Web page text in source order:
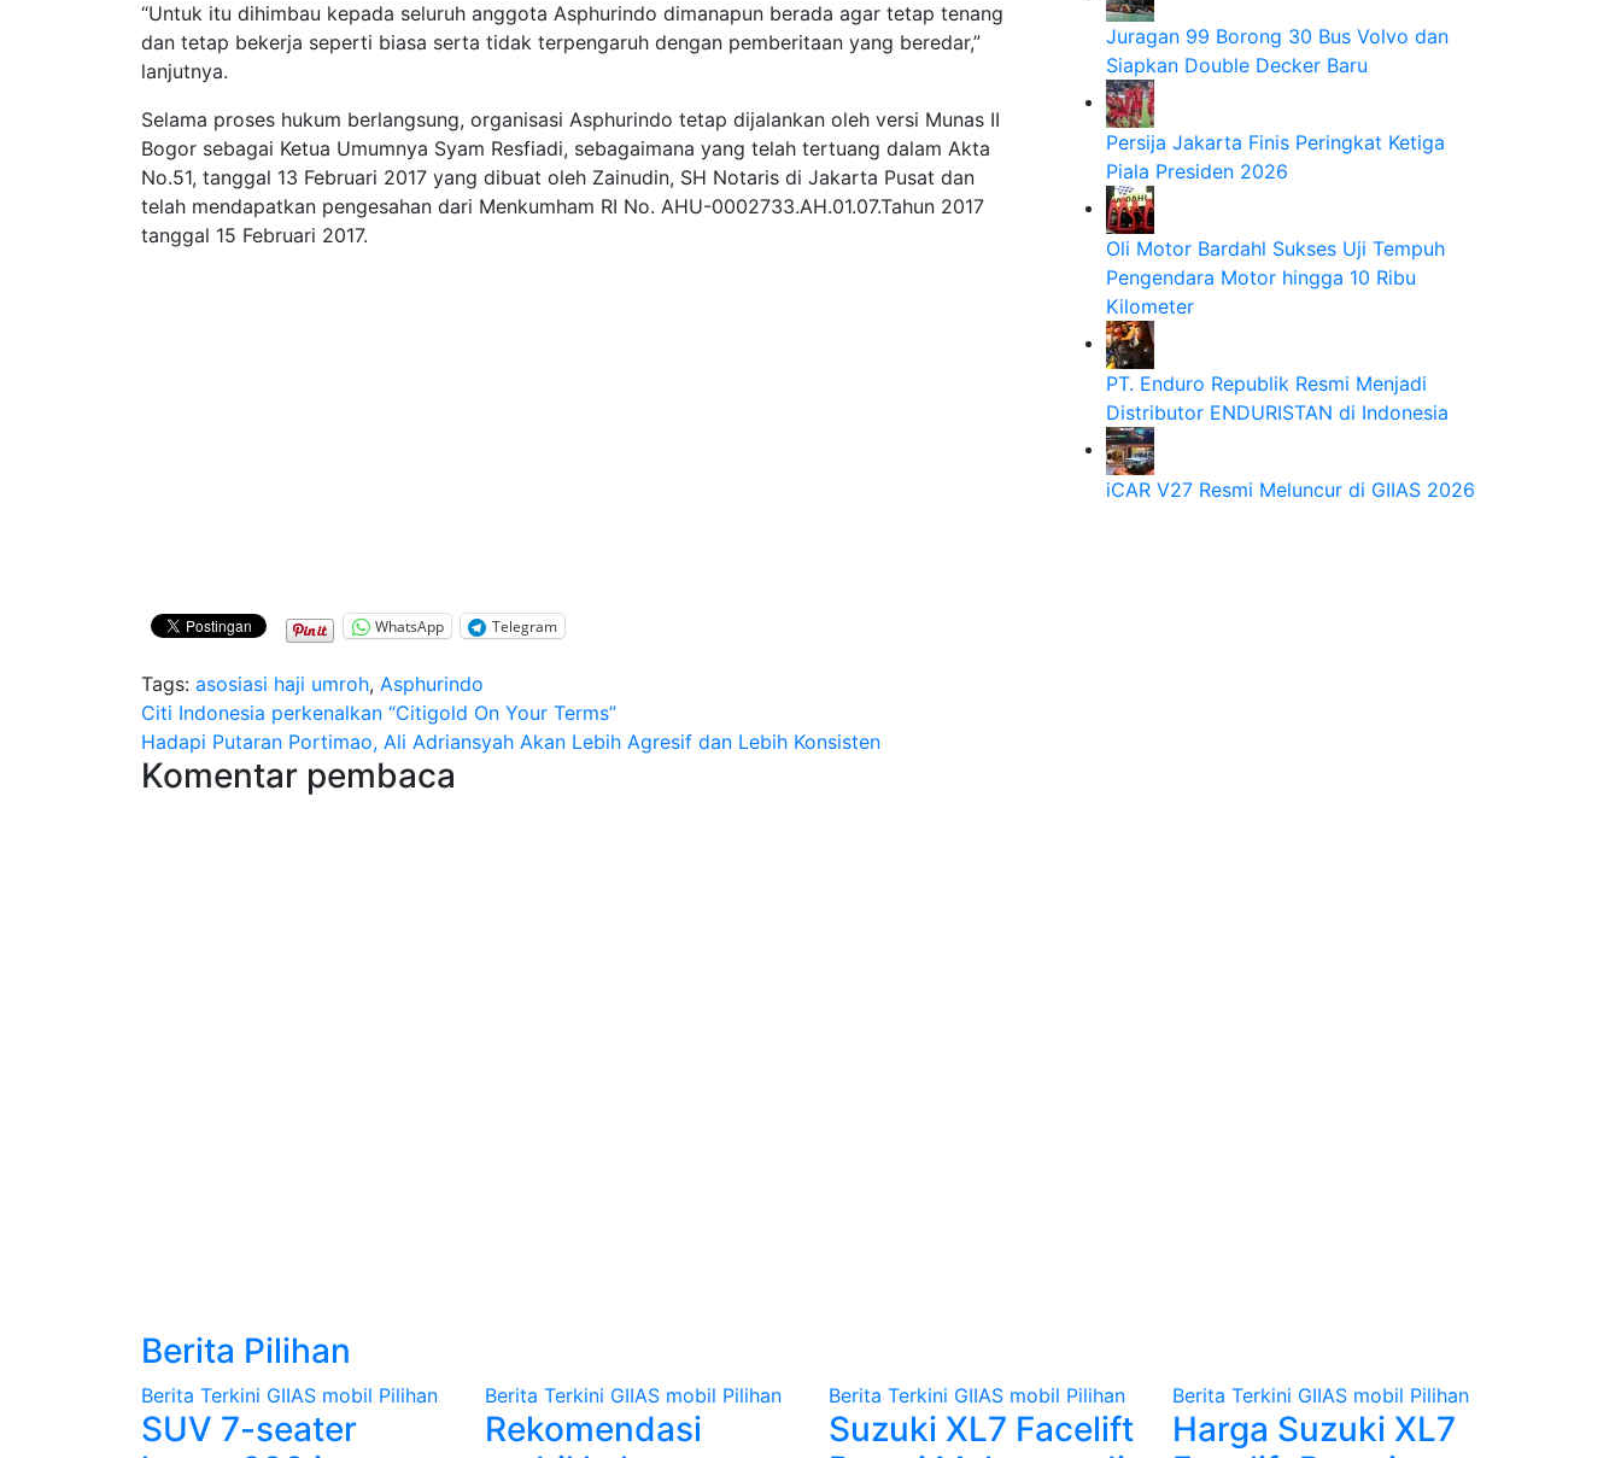
“Untuk itu dihimbau kepada seluruh anggota Asphurindo dimanapun berada agar tetap tenang
dan tetap bekerja seperti biasa serta tidak terpengaruh dengan pemberitaan yang beredar,”
lanjutnya.
Selama proses hukum berlangsung, organisasi Asphurindo tetap dijalankan oleh versi Munas II
Bogor sebagai Ketua Umumnya Syam Resfiadi, sebagaimana yang telah tertuang dalam Akta
No.51, tanggal 13 Februari 2017 yang dibuat oleh Zainudin, SH Notaris di Jakarta Pusat dan
telah mendapatkan pengesahan dari Menkumham RI No. AHU-0002733.AH.01.07.Tahun 2017
tanggal 15 Februari 2017.
WhatsApp Telegram
Tags: asosiasi haji umroh, Asphurindo
Navigasi
pos
Citi Indonesia perkenalkan “Citigold On Your Terms”
Hadapi Putaran Portimao, Ali Adriansyah Akan Lebih Agresif dan Lebih Konsisten
Komentar pembaca
Juragan 99 Borong 30 Bus Volvo dan
Siapkan Double Decker Baru
Persija Jakarta Finis Peringkat Ketiga
Piala Presiden 2026
Oli Motor Bardahl Sukses Uji Tempuh
Pengendara Motor hingga 10 Ribu
Kilometer
PT. Enduro Republik Resmi Menjadi
Distributor ENDURISTAN di Indonesia
iCAR V27 Resmi Meluncur di GIIAS 2026
Berita Pilihan
Berita Terkini GIIAS mobil Pilihan
SUV 7-seater
Berita Terkini GIIAS mobil Pilihan
Rekomendasi
Berita Terkini GIIAS mobil Pilihan
Suzuki XL7 Facelift
Berita Terkini GIIAS mobil Pilihan
Harga Suzuki XL7